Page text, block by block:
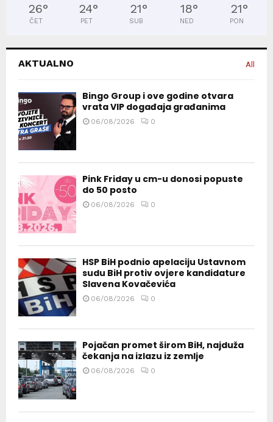
26°
ČET
24°
PET
21°
SUB
18°
NED
21°
PON
AKTUALNO All
Bingo Group i ove godine otvara
vrata VIP događaja građanima
06/08/2026 0
Pink Friday u cm-u donosi popuste
do 50 posto
06/08/2026 0
HSP BiH podnio apelaciju Ustavnom
sudu BiH protiv ovjere kandidature
Slavena Kovačevića
06/08/2026 0
Pojačan promet širom BiH, najduža
čekanja na izlazu iz zemlje
06/08/2026 0